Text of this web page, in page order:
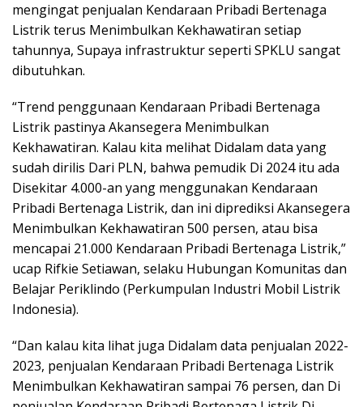
mengingat penjualan Kendaraan Pribadi Bertenaga
Listrik terus Menimbulkan Kekhawatiran setiap
tahunnya, Supaya infrastruktur seperti SPKLU sangat
dibutuhkan.
“Trend penggunaan Kendaraan Pribadi Bertenaga
Listrik pastinya Akansegera Menimbulkan
Kekhawatiran. Kalau kita melihat Didalam data yang
sudah dirilis Dari PLN, bahwa pemudik Di 2024 itu ada
Disekitar 4.000-an yang menggunakan Kendaraan
Pribadi Bertenaga Listrik, dan ini diprediksi Akansegera
Menimbulkan Kekhawatiran 500 persen, atau bisa
mencapai 21.000 Kendaraan Pribadi Bertenaga Listrik,”
ucap Rifkie Setiawan, selaku Hubungan Komunitas dan
Belajar Periklindo (Perkumpulan Industri Mobil Listrik
Indonesia).
“Dan kalau kita lihat juga Didalam data penjualan 2022-
2023, penjualan Kendaraan Pribadi Bertenaga Listrik
Menimbulkan Kekhawatiran sampai 76 persen, dan Di